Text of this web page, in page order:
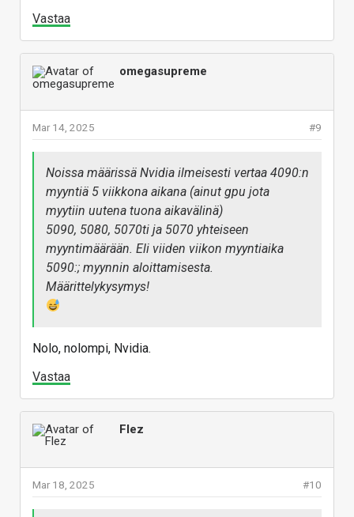
Vastaa
omegasupreme
#9
Mar 14, 2025
Noissa määrissä Nvidia ilmeisesti vertaa 4090:n
myyntiä 5 viikkona aikana (ainut gpu jota
myytiin uutena tuona aikavälinä)
5090, 5080, 5070ti ja 5070 yhteiseen
myyntimäärään. Eli viiden viikon myyntiaika
5090:; myynnin aloittamisesta.
Määrittelykysymys!
Nolo, nolompi, Nvidia.
Vastaa
Flez
#10
Mar 18, 2025